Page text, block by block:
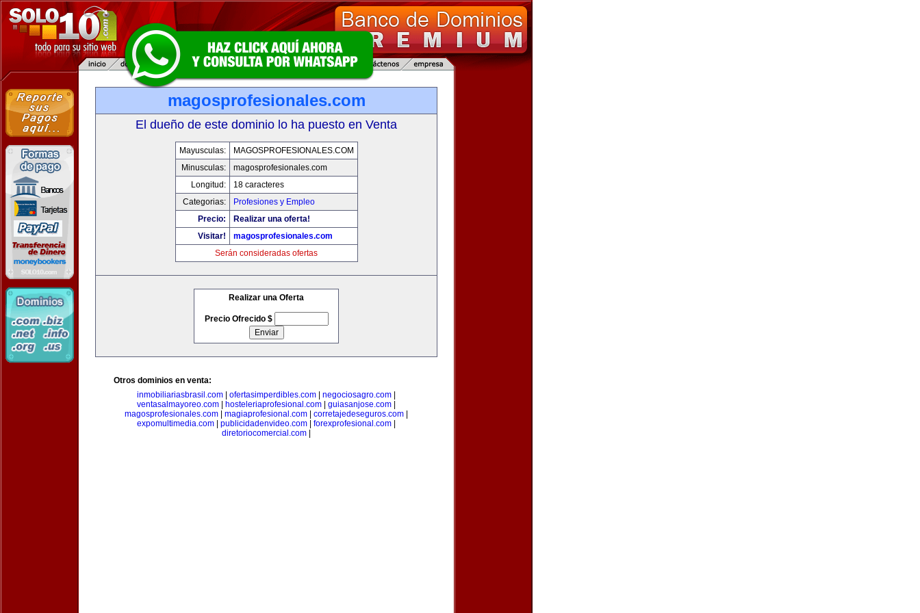
magosprofesionales.com
El dueño de este dominio lo ha puesto en Venta
Mayusculas:
MAGOSPROFESIONALES.COM
Minusculas:
magosprofesionales.com
Longitud:
18 caracteres
Categorias:
Profesiones y Empleo
Precio:
Realizar una oferta!
Visitar!
magosprofesionales.com
Serán consideradas ofertas
Realizar una Oferta
Precio Ofrecido $
Otros dominios en venta:
inmobiliariasbrasil.com
ofertasimperdibles.com negociosagro.com
ventasalmayoreo.com
hosteleriaprofesional.com guiasanjose.com
magosprofesionales.com
magiaprofesional.com corretajedeseguros.com
expomultimedia.com
publicidadenvideo.com forexprofesional.com
diretoriocomercial.com